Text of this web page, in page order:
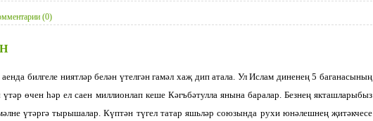
(0)
билгеле ниятләр белән үтелгән гамәл хаҗ дип атала. Ул Ислам диненең 5 баганасының
өчен һәр ел саен миллионлап кеше Кәгъбәтулла янына баралар. Безнең якташларыбыз
үтәргә тырышалар. Күптән түгел татар яшьләр союзында рухи юнәлешнең җитәкчесе